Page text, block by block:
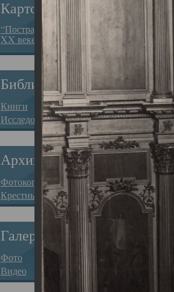
Картотека
“Пострадавшие за веру в
XX веке на Севере”
Библиотека
Книги
Исследования
Архив
Фотокопии дел
Крестные ходы
Галерея
Фото
Видео